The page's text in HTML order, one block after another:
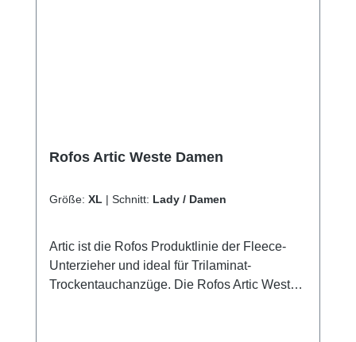
Rofos Artic Weste Damen
Größe: XL | Schnitt: Lady / Damen
Artic ist die Rofos Produktlinie der Fleece-
Unterzieher und ideal für Trilaminat-
Trockentauchanzüge. Die Rofos Artic Weste